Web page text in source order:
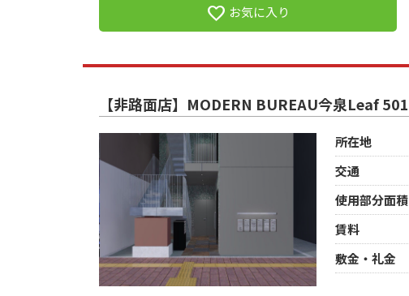
favorite お気に入り
【非路面店】MODERN BUREAU今泉Leaf 501
所在地
交通
使用部分面積
賃料
敷金・礼金